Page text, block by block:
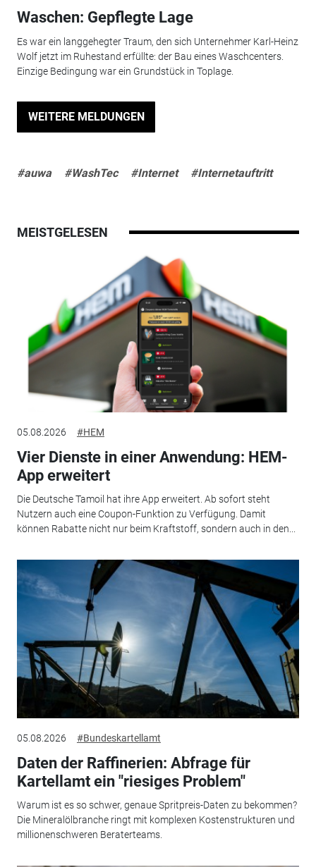
Waschen: Gepflegte Lage
Es war ein langgehegter Traum, den sich Unternehmer Karl-Heinz
Wolf jetzt im Ruhestand erfüllte: der Bau eines Waschcenters.
Einzige Bedingung war ein Grundstück in Toplage.
WEITERE MELDUNGEN
#auwa #WashTec #Internet #Internetauftritt
MEISTGELESEN
05.08.2026 #HEM
Vier Dienste in einer Anwendung: HEM-
App erweitert
Die Deutsche Tamoil hat ihre App erweitert. Ab sofort steht
Nutzern auch eine Coupon-Funktion zu Verfügung. Damit
können Rabatte nicht nur beim Kraftstoff, sondern auch in den...
05.08.2026 #Bundeskartellamt
Daten der Raffinerien: Abfrage für
Kartellamt ein "riesiges Problem"
Warum ist es so schwer, genaue Spritpreis-Daten zu bekommen?
Die Mineralölbranche ringt mit komplexen Kostenstrukturen und
millionenschweren Beraterteams.